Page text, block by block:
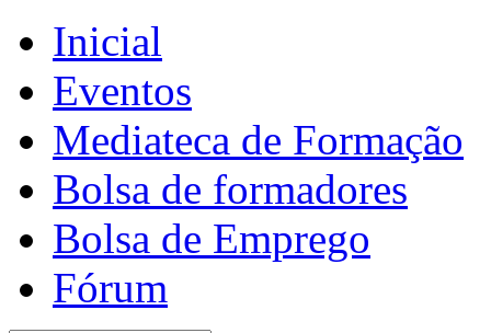
Inicial
Eventos
Mediateca de Formação
Bolsa de formadores
Bolsa de Emprego
Fórum